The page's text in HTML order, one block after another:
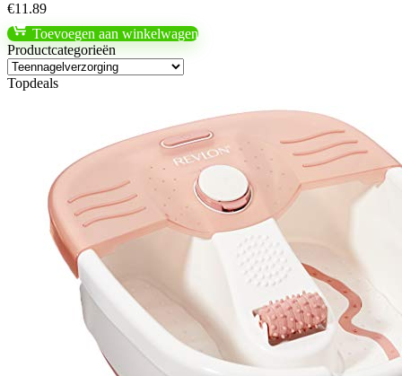
€11.89
Toevoegen aan winkelwagen
Productcategorieën
Topdeals